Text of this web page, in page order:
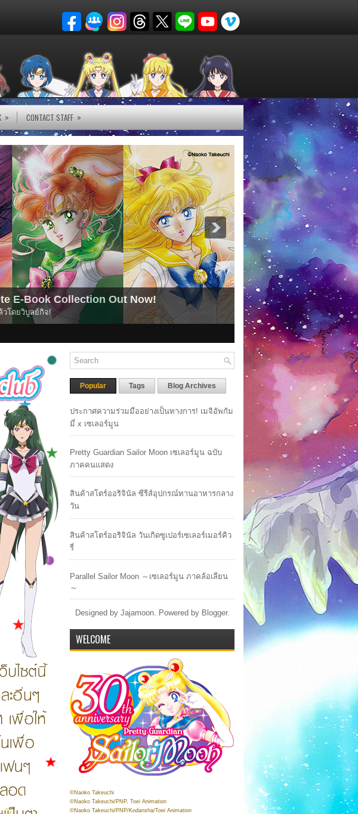
» CONTACT STAFF »
E-Book Collection Out Now!
วโดยวิบูลย์กิจ!
Popular Tags Blog Archives
ประกาศความร่วมมืออย่างเป็นทางการ! เมจิอัพกัม
มี่ x เซเลอร์มูน
Pretty Guardian Sailor Moon เซเลอร์มูน ฉบับ
ภาคคนแสดง
สินค้าสโตร์ออริจินัล ซีรีส์อุปกรณ์ทานอาหารกลาง
วัน
สินค้าสโตร์ออริจินัล วันเกิดซูเปอร์เซเลอร์เมอร์คิว
รี่
Parallel Sailor Moon ～เซเลอร์มูน ภาคล้อเลียน
～
Designed by Jajamoon. Powered by Blogger.
WELCOME
©Naoko Takeuchi
©Naoko Takeuchi/PNP, Toei Animation
©Naoko Takeuchi/PNP/Kodansha/Toei Animation